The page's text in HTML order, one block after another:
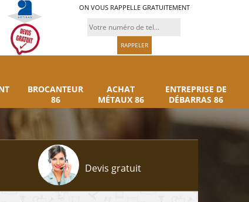
ON VOUS RAPPELLE GRATUITEMENT
BROCANTEUR
86
ACHAT
MÉTAUX 86
ENTREPRISE DE
DÉBARRAS 86
Devis gratuit